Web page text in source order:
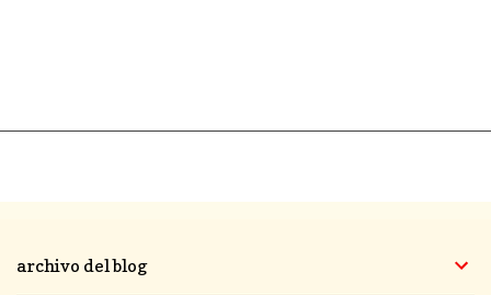
archivo del blog